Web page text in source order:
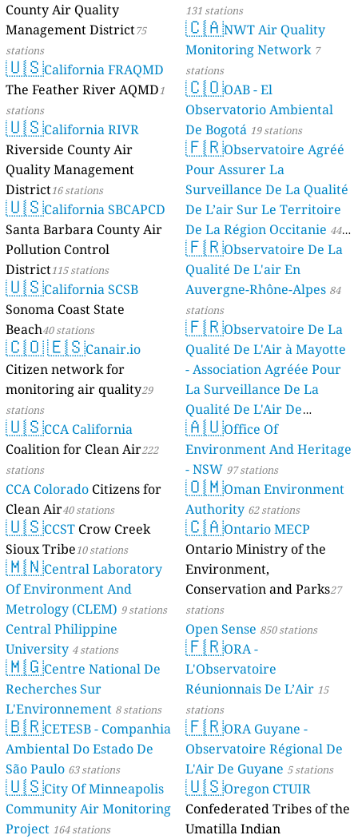
County Air Quality
Management District75
stations
🇺🇸California FRAQMD
The Feather River AQMD1
stations
🇺🇸California RIVR
Riverside County Air
Quality Management
District16 stations
🇺🇸California SBCAPCD
Santa Barbara County Air
Pollution Control
District115 stations
🇺🇸California SCSB
Sonoma Coast State
Beach40 stations
🇨🇴🇪🇸Canair.io
Citizen network for
monitoring air quality29
stations
🇺🇸CCA California
Coalition for Clean Air222
stations
CCA Colorado Citizens for
Clean Air40 stations
🇺🇸CCST Crow Creek
Sioux Tribe10 stations
🇲🇳Central Laboratory
Of Environment And
Metrology (CLEM) 9 stations
Central Philippine
University 4 stations
🇲🇬Centre National De
Recherches Sur
L'Environnement 8 stations
🇧🇷CETESB - Companhia
Ambiental Do Estado De
São Paulo 63 stations
🇺🇸City Of Minneapolis
Community Air Monitoring
Project 164 stations
131 stations
🇨🇦NWT Air Quality
Monitoring Network 7
stations
🇨🇴OAB - El
Observatorio Ambiental
De Bogotá 19 stations
🇫🇷Observatoire Agréé
Pour Assurer La
Surveillance De La Qualité
De L’air Sur Le Territoire
De La Région Occitanie 44
stations
🇫🇷Observatoire De La
Qualité De L'air En
Auvergne-Rhône-Alpes 84
stations
🇫🇷Observatoire De La
Qualité De L'Air à Mayotte
- Association Agréée Pour
La Surveillance De La
Qualité De L'Air De
Mayotte 4 stations
🇦🇺Office Of
Environment And Heritage
- NSW 97 stations
🇴🇲Oman Environment
Authority 62 stations
🇨🇦Ontario MECP
Ontario Ministry of the
Environment,
Conservation and Parks27
stations
Open Sense 850 stations
🇫🇷ORA -
L'Observatoire
Réunionnais De L’Air 15
stations
🇫🇷ORA Guyane -
Observatoire Régional De
L'Air De Guyane 5 stations
🇺🇸Oregon CTUIR
Confederated Tribes of the
Umatilla Indian